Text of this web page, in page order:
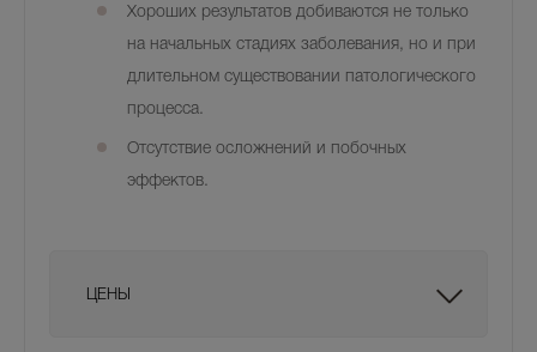
Хороших результатов добиваются не только
на начальных стадиях заболевания, но и при
длительном существовании патологического
процесса.
Отсутствие осложнений и побочных
эффектов.
ЦЕНЫ